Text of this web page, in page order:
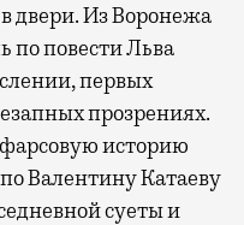
двери. Из Воронежа
по повести Льва
первых
прозрениях.
историю
Валентину Катаеву
суеты и